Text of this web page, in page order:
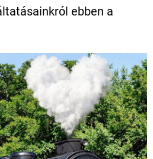
ebben a